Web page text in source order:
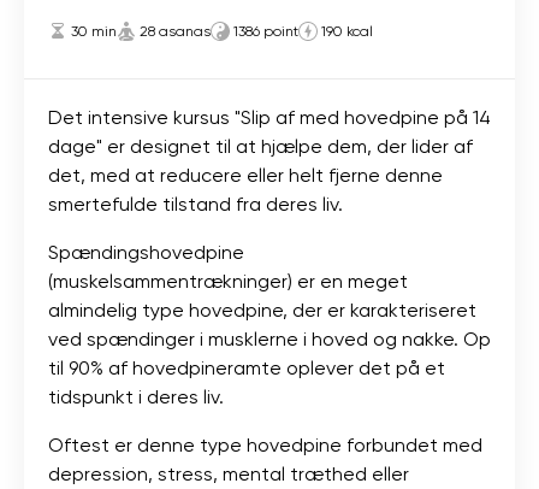
30 min 28 asanas 1386 point 190 kcal
Det intensive kursus "Slip af med hovedpine på 14
dage" er designet til at hjælpe dem, der lider af
det, med at reducere eller helt fjerne denne
smertefulde tilstand fra deres liv.
Spændingshovedpine
(muskelsammentrækninger) er en meget
almindelig type hovedpine, der er karakteriseret
ved spændinger i musklerne i hoved og nakke. Op
til 90% af hovedpineramte oplever det på et
tidspunkt i deres liv.
Oftest er denne type hovedpine forbundet med
depression, stress, mental træthed eller